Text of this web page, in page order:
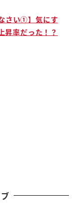
さい①】気にす
昇率だった！？